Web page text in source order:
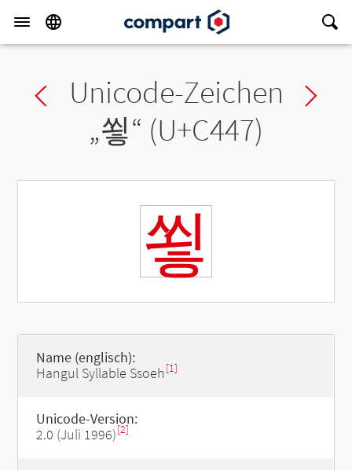
Previous char
Unicode-Zeichen
„쑇“ (U+C447)
쑇
Name (englisch):
Hangul Syllable Ssoeh [1]
Unicode-Version:
2.0 (Juli 1996)[2]